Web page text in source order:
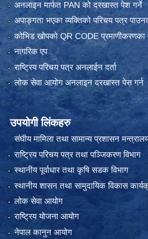
अनलाइन मार्फत PAN को दरखास्त पेश गर्ने
अपाङ्गता भएका व्यक्तिको परिचय पत्र
कोभिड खोपको QR CODE
नागरिक एप
राष्ट्रिय परिचय पत्र अनलाईन दर्ता
लोक सेवा आयोग अनलाइन दरखास्त पेस गर्न
उपयोगी लिंकहरु
संघीय मामिला तथा सामान्य प्रशासन
राष्ट्रिय परिचय पत्र तथा पञ्जिकरण विभाग
स्थानीय पूर्वाधार तथा कृषि सडक विभाग
स्थानीय शासन तथा सामुदायिक विकास
लोक सेवा आयोग
राष्ट्रिय योजना आयोग
नेपाल कानुन आयोग